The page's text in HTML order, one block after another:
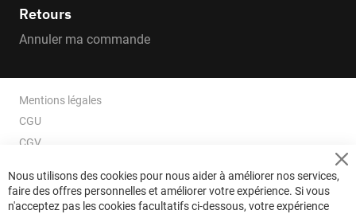
Retours
Annuler ma commande
Mentions légales
CGU
CGV
Données personnelles
Confidentialité
Nous utilisons des cookies pour nous aider à améliorer nos services,
faire des offres personnelles et améliorer votre expérience. Si vous
n'acceptez pas les cookies facultatifs ci-dessous, votre expérience